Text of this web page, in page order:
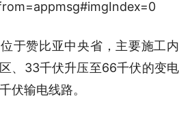
于赞比亚中央省，主要施工内
、33千伏升压至66千伏的变电
伏输电线路。